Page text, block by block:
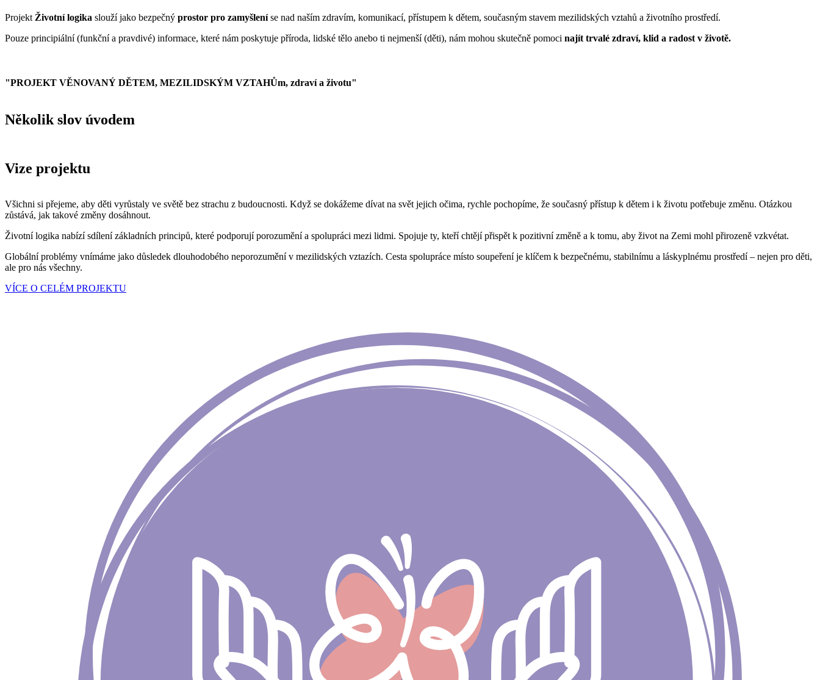
Projekt Životní logika slouží jako bezpečný prostor pro zamyšleníse nad naším zdravím, komunikací, přístupem k dětem, současným stavem mezilidských vztahů a životního prostředí.
Pouze principiální (funkční a pravdivé) informace, které nám poskytuje příroda, lidské tělo anebo ti nejmenší (děti), nám mohou skutečně pomoci najít trvalé zdraví, klid a radost v životě.
"PROJEKT VĚNOVANÝ DĚTEM, MEZILIDSKÝM VZTAHŮm, zdraví a životu"
Několik slov úvodem
Vize projektu
Všichni si přejeme, aby děti vyrůstaly ve světě bez strachu z budoucnosti. Když se dokážeme dívat na svět jejich očima, rychle pochopíme, že současný přístup k dětem i k životu potřebuje změnu. Otázkou
zůstává, jak takové změny dosáhnout.
Životní logika nabízí sdílení základních principů, které podporují porozumění a spolupráci mezi lidmi. Spojuje ty, kteří chtějí přispět k pozitivní změně a k tomu, aby život na Zemi mohl přirozeně vzkvétat.
Globální problémy vnímáme jako důsledek dlouhodobého neporozumění v mezilidských vztazích. Cesta spolupráce místo soupeření je klíčem k bezpečnému, stabilnímu a láskyplnému prostředí – nejen pro děti,
ale pro nás všechny.
VÍCE O CELÉM PROJEKTU